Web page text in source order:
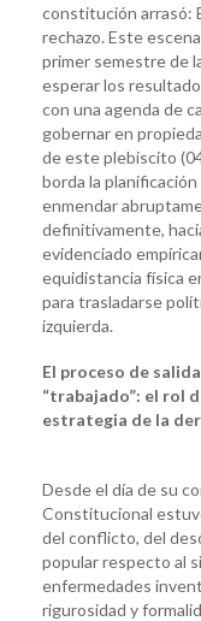
constitución arrasó:
rechazo. Este
primer semestre de
esperar los
con una agenda de
gobernar en
de este plebiscito
borda la
enmendar
definitivamente,
evidenciado
equidistancia física
para trasladarse
izquierda.
El proceso de
“trabajado”: el rol
estrategia de la
Desde el día de su
Constitucional
del conflicto, del
popular respecto al
enfermedades
rigurosidad y